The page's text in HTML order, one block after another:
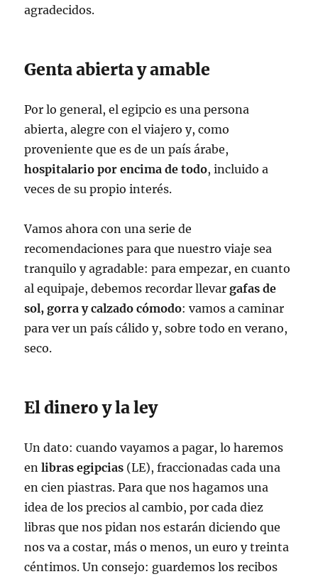
agradecidos.
Genta abierta y amable
Por lo general, el egipcio es una persona
abierta, alegre con el viajero y, como
proveniente que es de un país árabe,
hospitalario por encima de todo, incluido a
veces de su propio interés.
Vamos ahora con una serie de
recomendaciones para que nuestro viaje sea
tranquilo y agradable: para empezar, en cuanto
al equipaje, debemos recordar llevargafas de
sol, gorra y calzado cómodo: vamos a caminar
para ver un país cálido y, sobre todo en verano,
seco.
El dinero y la ley
Un dato: cuando vayamos a pagar, lo haremos
enlibras egipcias (LE), fraccionadas cada una
en cien piastras. Para que nos hagamos una
idea de los precios al cambio, por cada diez
libras que nos pidan nos estarán diciendo que
nos va a costar, más o menos, un euro y treinta
céntimos. Un consejo: guardemos los recibos